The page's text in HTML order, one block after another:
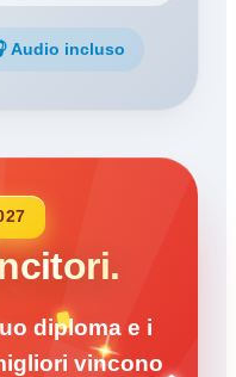
Audio incluso
diploma e i
vincono